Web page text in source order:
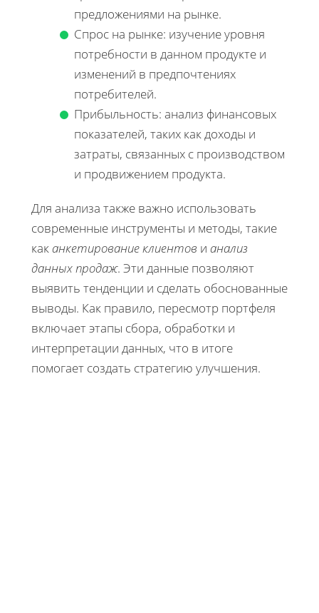
предложениями на рынке.
Спрос на рынке: изучение уровня
потребности в данном продукте и
изменений в предпочтениях
потребителей.
Прибыльность: анализ финансовых
показателей, таких как доходы и
затраты, связанных с производством
и продвижением продукта.
Для анализа также важно использовать
современные инструменты и методы, такие
как анкетирование клиентов и анализ
данных продаж. Эти данные позволяют
выявить тенденции и сделать обоснованные
выводы. Как правило, пересмотр портфеля
включает этапы сбора, обработки и
интерпретации данных, что в итоге
помогает создать стратегию улучшения.